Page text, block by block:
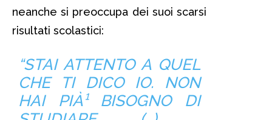
neanche si preoccupa dei suoi scarsi
risultati scolastici:
“STAI ATTENTO A QUEL
CHE TI DICO IO. NON
HAI PIÀ¹ BISOGNO DI